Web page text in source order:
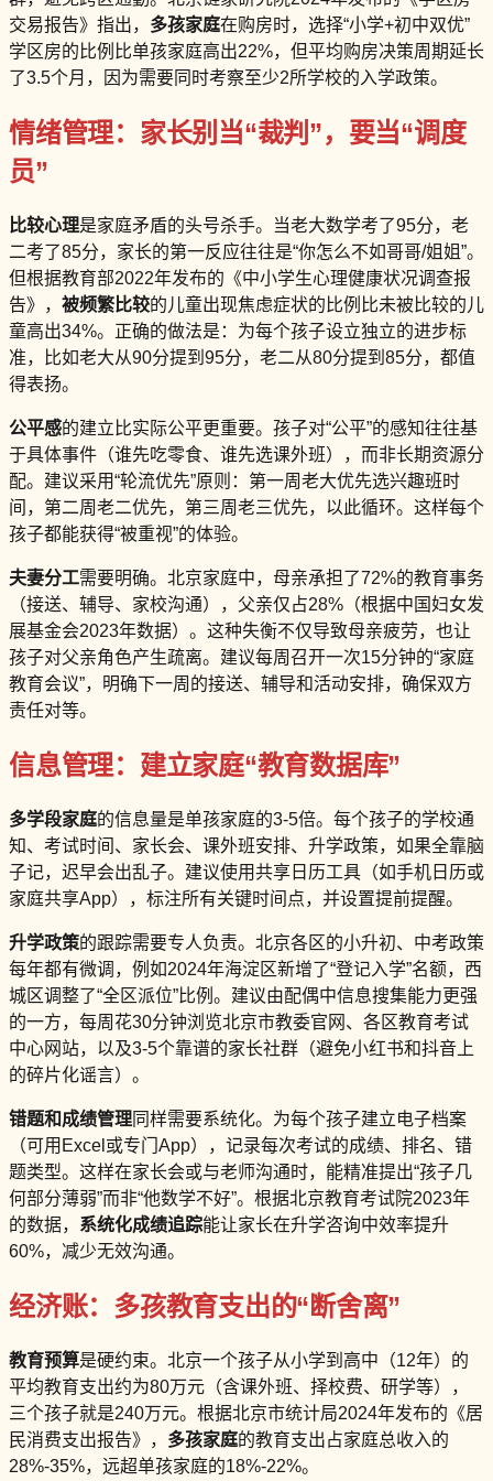
交易报告》指出， 多孩家庭在购房时，选择“小学+初中双优”
学区房的比例比单孩家庭高出22%，但平均购房决策周期延长
了3.5个月，因为需要同时考察至少2所学校的入学政策。
情绪管理：家长别当“裁判”，要当“调度
员”
比较心理是家庭矛盾的头号杀手。当老大数学考了95分，老
二考了85分，家长的第一反应往往是“你怎么不如哥哥/姐姐”。
但根据教育部2022年发布的《中小学生心理健康状况调查报
告》， 被频繁比较的儿童出现焦虑症状的比例比未被比较的儿
童高出34%。正确的做法是：为每个孩子设立独立的进步标
准，比如老大从90分提到95分，老二从80分提到85分，都值
得表扬。
公平感的建立比实际公平更重要。孩子对“公平”的感知往往基
于具体事件（谁先吃零食、谁先选课外班），而非长期资源分
配。建议采用“轮流优先”原则：第一周老大优先选兴趣班时
间，第二周老二优先，第三周老三优先，以此循环。这样每个
孩子都能获得“被重视”的体验。
夫妻分工需要明确。北京家庭中，母亲承担了72%的教育事务
（接送、辅导、家校沟通），父亲仅占28%（根据中国妇女发
展基金会2023年数据）。这种失衡不仅导致母亲疲劳，也让
孩子对父亲角色产生疏离。建议每周召开一次15分钟的“家庭
教育会议”，明确下一周的接送、辅导和活动安排，确保双方
责任对等。
信息管理：建立家庭“教育数据库”
多学段家庭的信息量是单孩家庭的3-5倍。每个孩子的学校通
知、考试时间、家长会、课外班安排、升学政策，如果全靠脑
子记，迟早会出乱子。建议使用共享日历工具（如手机日历或
家庭共享App），标注所有关键时间点，并设置提前提醒。
升学政策的跟踪需要专人负责。北京各区的小升初、中考政策
每年都有微调，例如2024年海淀区新增了“登记入学”名额，西
城区调整了“全区派位”比例。建议由配偶中信息搜集能力更强
的一方，每周花30分钟浏览北京市教委官网、各区教育考试
中心网站，以及3-5个靠谱的家长社群（避免小红书和抖音上
的碎片化谣言）。
错题和成绩管理同样需要系统化。为每个孩子建立电子档案
（可用Excel或专门App），记录每次考试的成绩、排名、错
题类型。这样在家长会或与老师沟通时，能精准提出“孩子几
何部分薄弱”而非“他数学不好”。根据北京教育考试院2023年
的数据， 系统化成绩追踪能让家长在升学咨询中效率提升
60%，减少无效沟通。
经济账：多孩教育支出的“断舍离”
教育预算是硬约束。北京一个孩子从小学到高中（12年）的
平均教育支出约为80万元（含课外班、择校费、研学等），
三个孩子就是240万元。根据北京市统计局2024年发布的《居
民消费支出报告》， 多孩家庭的教育支出占家庭总收入的
28%-35%，远超单孩家庭的18%-22%。